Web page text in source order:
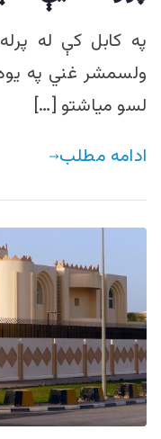
په کابل کې له
ولسمشر غني په
لسو میاشتو […]
ادامه مطلب